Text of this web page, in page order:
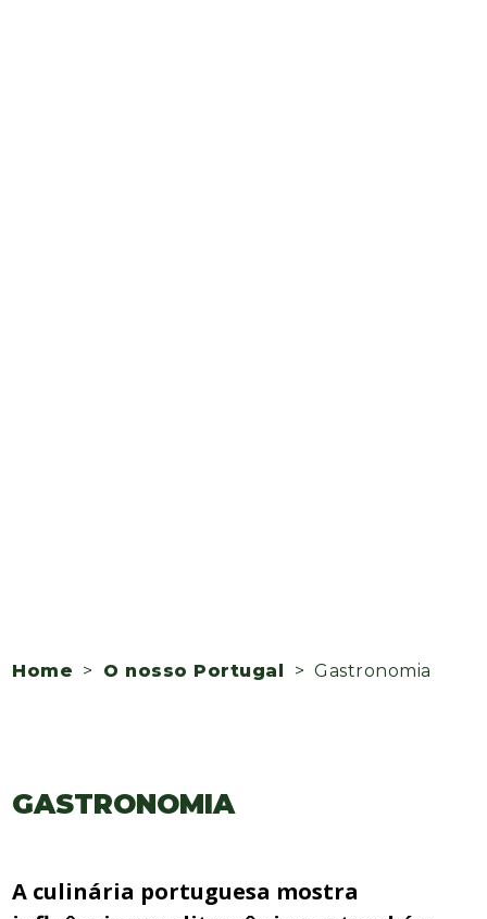
Home > O nosso Portugal > Gastronomia
GASTRONOMIA
A culinária portuguesa mostra